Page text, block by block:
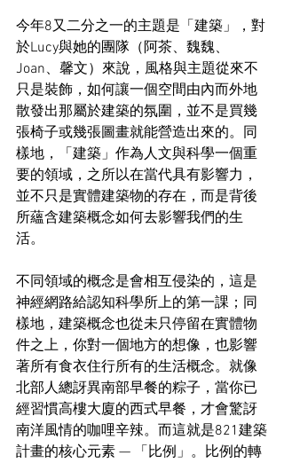
今年8又二分之一的主題是「建築」，對
於Lucy與她的團隊（阿茶、魏魏、
Joan、馨文）來說，風格與主題從來不
只是裝飾，如何讓一個空間由內而外地
散發出那屬於建築的氛圍，並不是買幾
張椅子或幾張圖畫就能營造出來的。同
樣地，「建築」作為人文與科學一個重
要的領域，之所以在當代具有影響力，
並不只是實體建築物的存在，而是背後
所蘊含建築概念如何去影響我們的生
活。
不同領域的概念是會相互侵染的，這是
神經網路給認知科學所上的第一課；同
樣地，建築概念也從未只停留在實體物
件之上，你對一個地方的想像，也影響
著所有食衣住行所有的生活概念。就像
北部人總訝異南部早餐的粽子，當你已
經習慣高樓大廈的西式早餐，才會驚訝
南洋風情的咖哩辛辣。而這就是821建築
計畫的核心元素 — 「比例」。比例的轉